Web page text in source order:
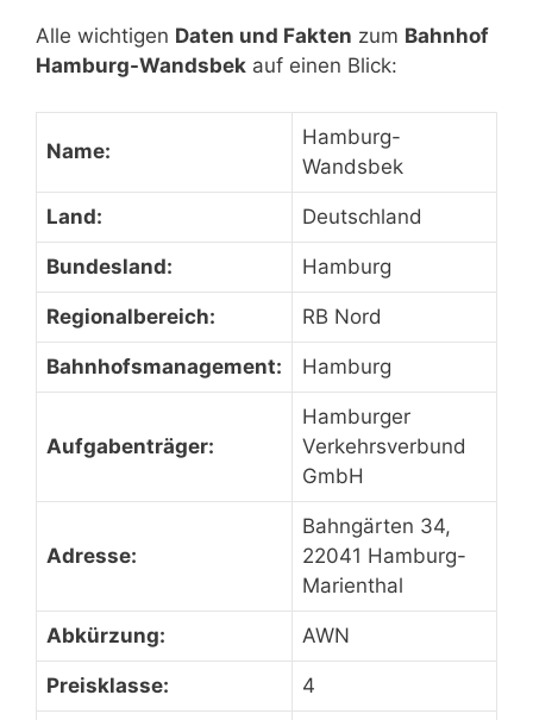
Alle wichtigen Daten und Fakten zum Bahnhof
Hamburg-Wandsbek auf einen Blick:
Name:
Hamburg-
Wandsbek
Land: Deutschland
Bundesland: Hamburg
Regionalbereich: RB Nord
Bahnhofsmanagement: Hamburg
Aufgabenträger:
Hamburger
Verkehrsverbund
GmbH
Adresse:
Bahngärten 34,
22041 Hamburg-
Marienthal
Abkürzung: AWN
Preisklasse: 4